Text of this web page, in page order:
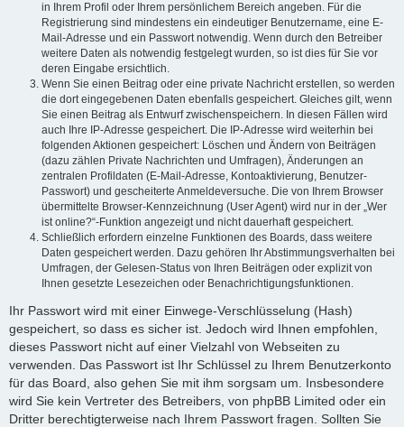
in Ihrem Profil oder Ihrem persönlichem Bereich angeben. Für die
Registrierung sind mindestens ein eindeutiger Benutzername, eine E-
Mail-Adresse und ein Passwort notwendig. Wenn durch den Betreiber
weitere Daten als notwendig festgelegt wurden, so ist dies für Sie vor
deren Eingabe ersichtlich.
Wenn Sie einen Beitrag oder eine private Nachricht erstellen, so werden
die dort eingegebenen Daten ebenfalls gespeichert. Gleiches gilt, wenn
Sie einen Beitrag als Entwurf zwischenspeichern. In diesen Fällen wird
auch Ihre IP-Adresse gespeichert. Die IP-Adresse wird weiterhin bei
folgenden Aktionen gespeichert: Löschen und Ändern von Beiträgen
(dazu zählen Private Nachrichten und Umfragen), Änderungen an
zentralen Profildaten (E-Mail-Adresse, Kontoaktivierung, Benutzer-
Passwort) und gescheiterte Anmeldeversuche. Die von Ihrem Browser
übermittelte Browser-Kennzeichnung (User Agent) wird nur in der „Wer
ist online?“-Funktion angezeigt und nicht dauerhaft gespeichert.
Schließlich erfordern einzelne Funktionen des Boards, dass weitere
Daten gespeichert werden. Dazu gehören Ihr Abstimmungsverhalten bei
Umfragen, der Gelesen-Status von Ihren Beiträgen oder explizit von
Ihnen gesetzte Lesezeichen oder Benachrichtigungsfunktionen.
Ihr Passwort wird mit einer Einwege-Verschlüsselung (Hash)
gespeichert, so dass es sicher ist. Jedoch wird Ihnen empfohlen,
dieses Passwort nicht auf einer Vielzahl von Webseiten zu
verwenden. Das Passwort ist Ihr Schlüssel zu Ihrem Benutzerkonto
für das Board, also gehen Sie mit ihm sorgsam um. Insbesondere
wird Sie kein Vertreter des Betreibers, von phpBB Limited oder ein
Dritter berechtigterweise nach Ihrem Passwort fragen. Sollten Sie